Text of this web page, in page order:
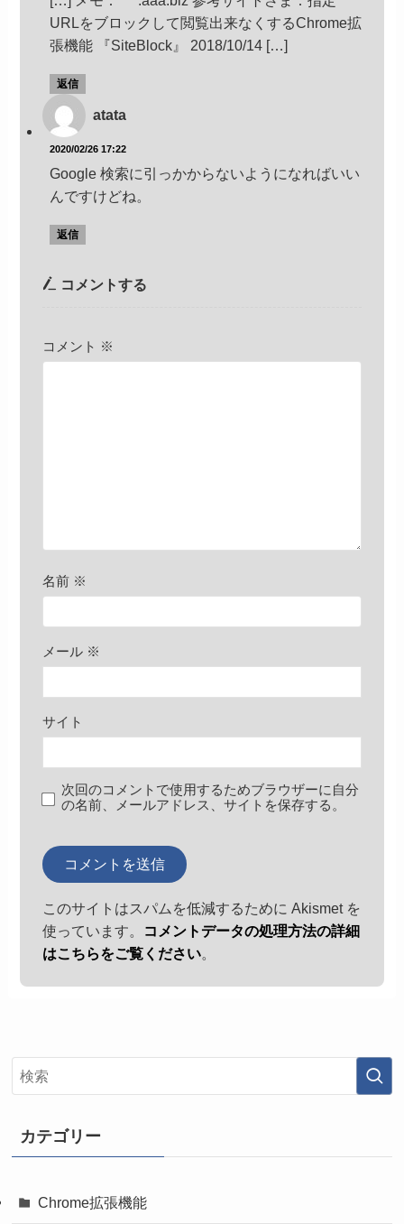
URLをブロックして閲覧出来なくするChrome拡
張機能 『SiteBlock』 2018/10/14 […]
返信
atata
2020/02/26 17:22
Google 検索に引っかからないようになればいい
んですけどね。
返信
コメントする
コメント ※
名前 ※
メール ※
サイト
次回のコメントで使用するためブラウザーに自分
の名前、メールアドレス、サイトを保存する。
このサイトはスパムを低減するために Akismet を
使っています。
コメントデータの処理方法の詳細
はこちらをご覧ください。
カテゴリー
Chrome拡張機能